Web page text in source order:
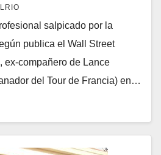
salpicado por la
publica el Wall Street
ex-compañero de Lance
del Tour de Francia) en…